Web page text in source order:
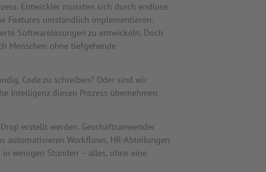
Entwickler mussten sich durch endlose
Features umständlich implementieren.
Softwarelösungen zu entwickeln. Doch
Menschen ohne tiefgehende
Code zu schreiben? Oder sind wir
Intelligenz diesen Prozess übernehmen
erstellt werden. Geschäftsanwender
automatisieren Workflows, HR-Abteilungen
wenigen Stunden – alles, ohne eine